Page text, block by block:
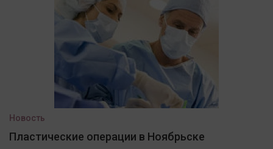
Новость
Пластические операции в Ноябрьске